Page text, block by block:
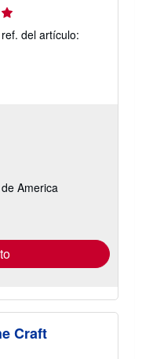
ref. del artículo:
America
Craft